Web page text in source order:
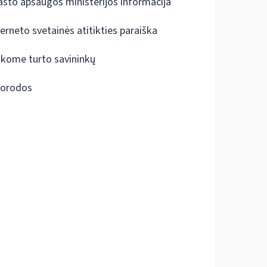
svetainės atitikties paraiška
turto savininkų